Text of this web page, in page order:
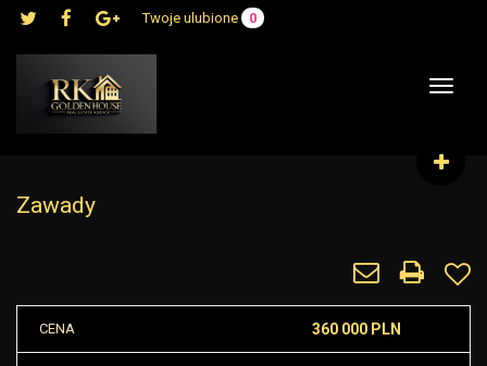
Twoje ulubione 0
Toggle
Zawady
CENA 360 000 PLN